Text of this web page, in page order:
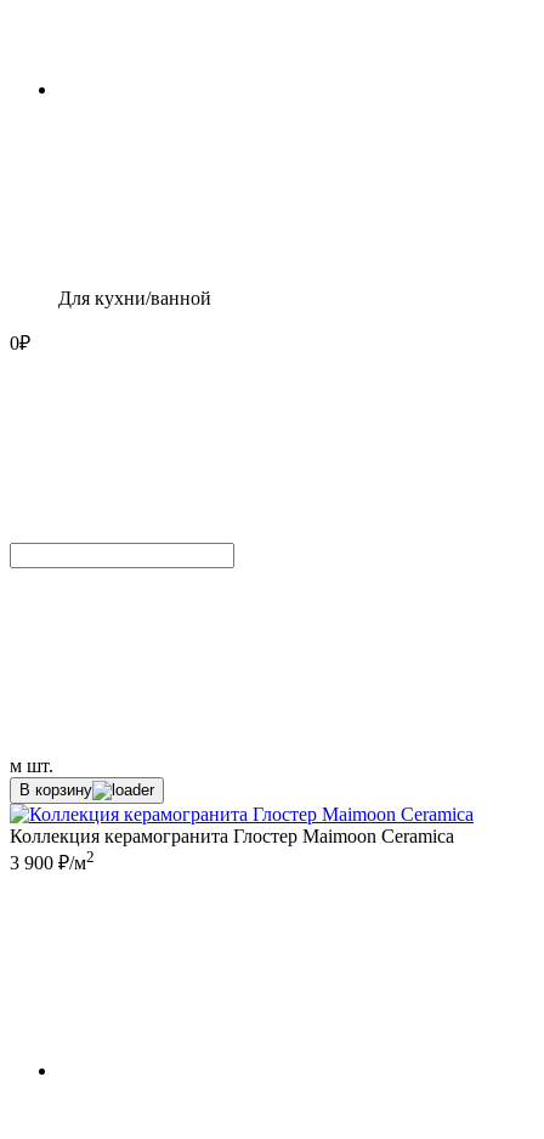
Для кухни/ванной
0₽
м шт.
В корзину
Коллекция керамогранита Глостер Maimoon Ceramica
3 900 ₽/м2